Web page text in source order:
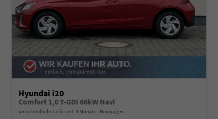
Hyundai i20
Comfort 1,0 T-GDI 66kW Navi
unverbindliche Lieferzeit: 4 Monate Neuwagen